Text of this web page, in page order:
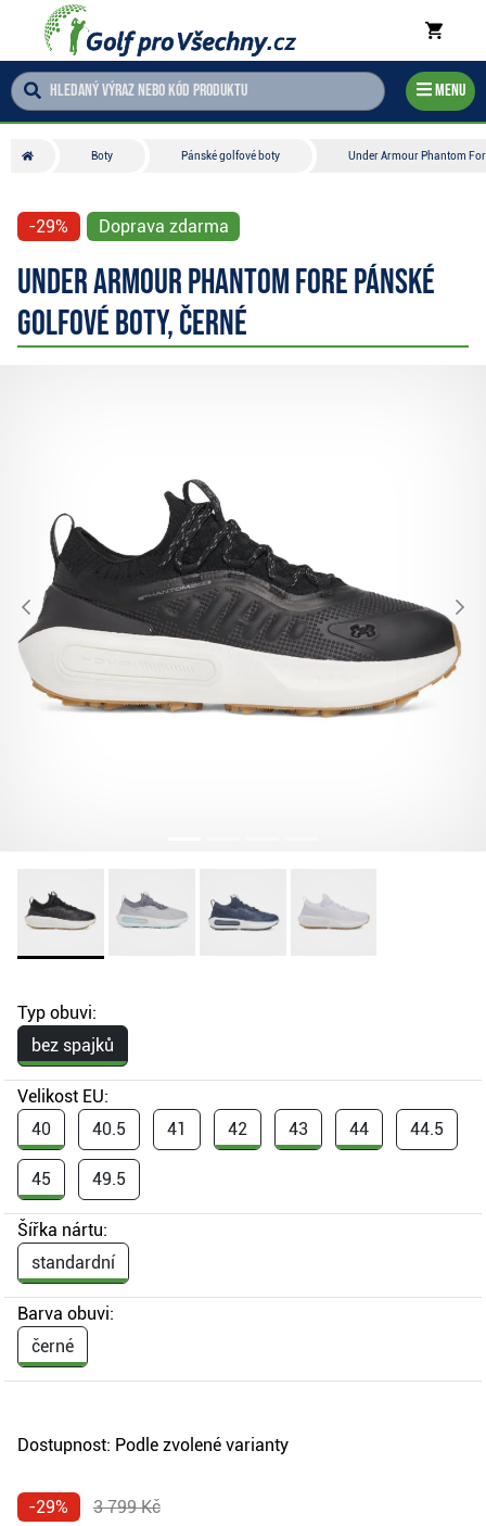
Menu
Boty Pánské golfové boty Under Armour Phantom
-29% Doprava zdarma
Under Armour Phantom Fore pánské
golfové boty, černé
Typ obuvi:
bez spajků
Velikost EU:
40
40.5 41 42 43 44 44.5
45 49.5
Šířka nártu:
standardní
Barva obuvi:
černé
Dostupnost: Podle zvolené varianty
-29% 3 799 Kč